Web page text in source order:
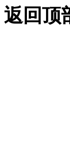
返回顶